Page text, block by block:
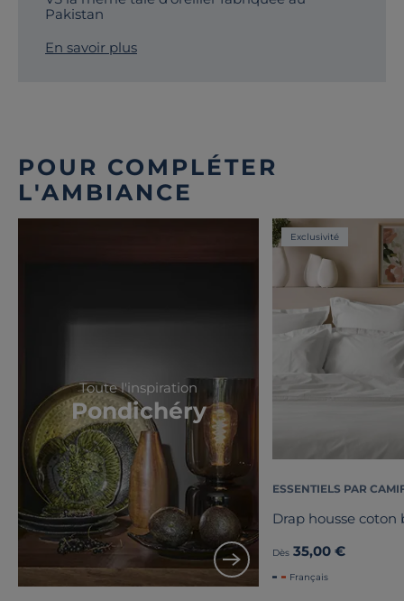
Pakistan
En savoir plus
POUR COMPLÉTER
L'AMBIANCE
Toute l'inspiration
Pondichéry
Exclusivité
ESSENTIELS PAR
Drap housse coton
Dès 35,00 €
Français